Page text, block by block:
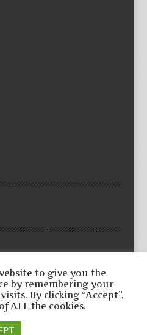
Dioecesis Debrecenensis-
to give you the
by remembering your
By clicking “Accept”,
ALL the cookies.